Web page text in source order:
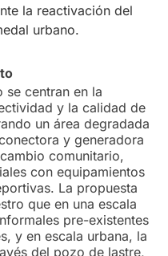
la reactivación del
urbano.
se centran en la
y la calidad de
un área degradada
y generadora
comunitario,
con equipamientos
La propuesta
que en una escala
pre-existentes
y en escala urbana, la
del pozo de lastre,